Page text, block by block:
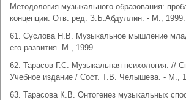
Методология музыкального образования:
концепции. Отв. ред. З.Б.Абдуллин. - М., 1999.
61. Суслова Н.В. Музыкальное мышление
его развития. М., 1999.
62. Тарасов Г.С. Музыкальная психология. //
Учебное издание / Сост. Т.В. Челышева. - М.,
63. Тарасова К.В. Онтогенез музыкальных